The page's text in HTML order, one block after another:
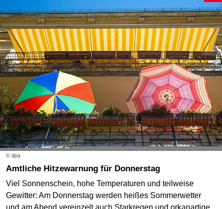
© dpa
Amtliche Hitzewarnung für Donnerstag
Viel Sonnenschein, hohe Temperaturen und teilweise
Gewitter: Am Donnerstag werden heißes Sommerwetter
und am Abend vereinzelt auch Starkregen und orkanartige